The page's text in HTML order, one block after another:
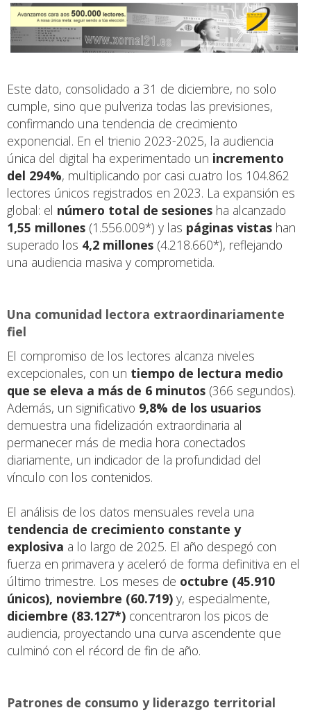
Este dato, consolidado a 31 de diciembre, no solo
cumple, sino que pulveriza todas las previsiones,
confirmando una tendencia de crecimiento
exponencial. En el trienio 2023-2025, la audiencia
única del digital ha experimentado un incremento
del 294%, multiplicando por casi cuatro los 104.862
lectores únicos registrados en 2023. La expansión es
global: el número total de sesiones ha alcanzado
1,55 millones (1.556.009*) y las páginas vistas han
superado los 4,2 millones (4.218.660*), reflejando
una audiencia masiva y comprometida.
Una comunidad lectora extraordinariamente
fiel
El compromiso de los lectores alcanza niveles
excepcionales, con un tiempo de lectura medio
que se eleva a más de 6 minutos (366 segundos).
Además, un significativo 9,8% de los usuarios
demuestra una fidelización extraordinaria al
permanecer más de media hora conectados
diariamente, un indicador de la profundidad del
vínculo con los contenidos.
El análisis de los datos mensuales revela una
tendencia de crecimiento constante y
explosiva a lo largo de 2025. El año despegó con
fuerza en primavera y aceleró de forma definitiva en el
último trimestre. Los meses de octubre (45.910
únicos), noviembre (60.719) y, especialmente,
diciembre (83.127*) concentraron los picos de
audiencia, proyectando una curva ascendente que
culminó con el récord de fin de año.
Patrones de consumo y liderazgo territorial